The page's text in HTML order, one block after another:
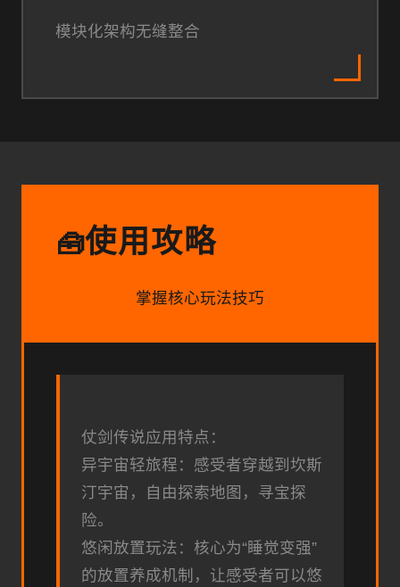
模块化架构无缝整合
🧰使用攻略
掌握核心玩法技巧
仗剑传说应用特点：
异宇宙轻旅程：感受者穿越到坎斯
汀宇宙，自由探索地图，寻宝探
险。
悠闲放置玩法：核心为“睡觉变强”
的放置养成机制，让感受者可以悠